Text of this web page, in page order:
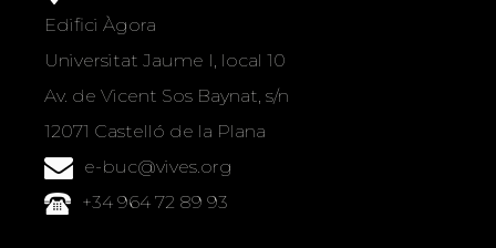
Edifici Àgora
Universitat Jaume I, local 10
Av. de Vicent Sos Baynat, s/n
12071 Castelló de la Plana
e-buc@vives.org
+34 964 72 89 93